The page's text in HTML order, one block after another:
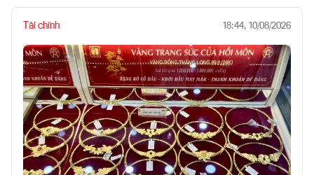
Tài chính 18:44, 10/08/2026